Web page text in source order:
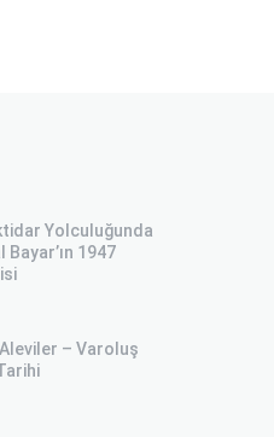
Yolculuğunda
Bayar’ın 1947
Aleviler – Varoluş